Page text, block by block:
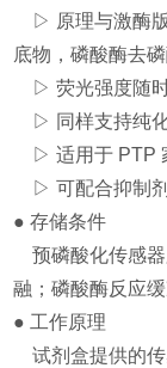
▷ 原理与激酶
底物，磷酸酶去
▷ 荧光强度随时
▷ 同样支持纯化
▷ 适用于 PTP
▷ 可配合抑制剂
● 存储条件
预磷酸化传感
融；磷酸酶反应
● 工作原理
试剂盒提供的传